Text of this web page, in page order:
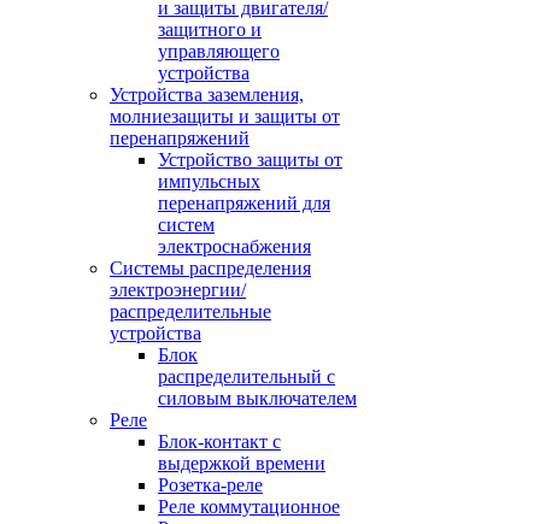
и защиты двигателя/
защитного и
управляющего
устройства
Устройства заземления,
молниезащиты и защиты от
перенапряжений
Устройство защиты от
импульсных
перенапряжений для
систем
электроснабжения
Системы распределения
электроэнергии/
распределительные
устройства
Блок
распределительный с
силовым выключателем
Реле
Блок-контакт с
выдержкой времени
Розетка-реле
Реле коммутационное